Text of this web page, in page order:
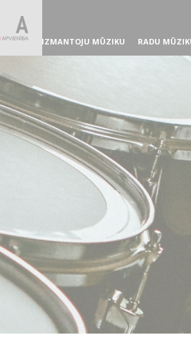
IZMANTOJU MŪZIKU RADU